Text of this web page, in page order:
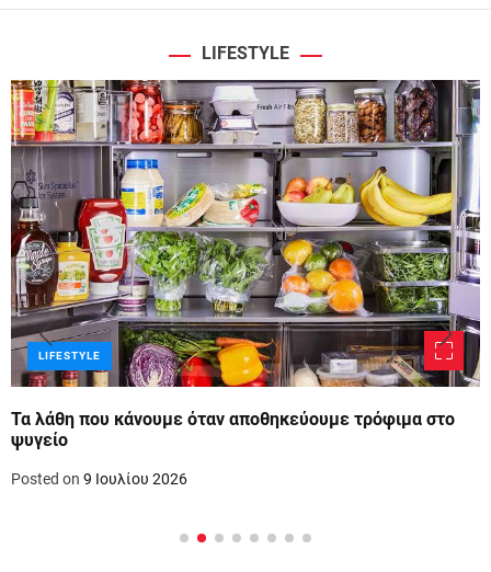
LIFESTYLE
LIFESTYLE
Τα λάθη που κάνουμε όταν αποθηκεύουμε τρόφιμα στο
ψυγείο
Posted on 9 Ιουλίου 2026